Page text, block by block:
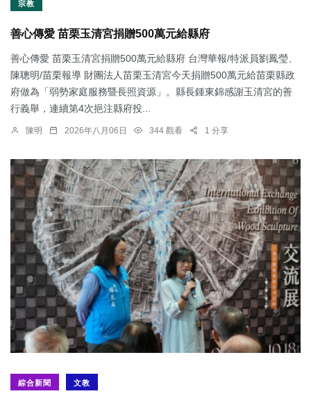
宗教
善心傳愛 苗栗玉清宮捐贈500萬元給縣府
善心傳愛 苗栗玉清宮捐贈500萬元給縣府 台灣華報/特派員劉鳳瑩、
陳聰明/苗栗報導 財團法人苗栗玉清宮今天捐贈500萬元給苗栗縣政
府做為「弱勢家庭服務暨長照資源」。縣長鍾東錦感謝玉清宮的善
行義舉，連續第4次挹注縣府投...
陳明 2026年八月06日 344 觀看 1 分享
綜合新聞 文教